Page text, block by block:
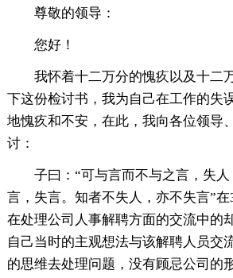
尊敬的领导：
您好！
我怀着十二万分的愧疚以及十二
下这份检讨书，我为自己在工作的失
地愧疚和不安，在此，我向各位领导
讨：
子曰：“可与言而不与之言，失
言，失言。知者不失人，亦不失言”
在处理公司人事解聘方面的交流中的
自己当时的主观想法与该解聘人员交
的思维去处理问题，没有顾忌公司的